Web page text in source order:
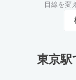
目線を変
東京